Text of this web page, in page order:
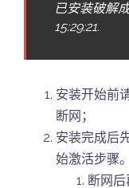
已安装破解
15:29:21.
安装开始前
断网；
安装完成后
始激活步骤
断网